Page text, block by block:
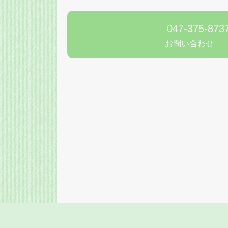
047-375-
お問い合わせ